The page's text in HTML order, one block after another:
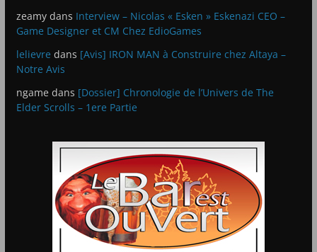
zeamydans Interview – Nicolas « Esken » Eskenazi CEO –
Game Designer et CM Chez EdioGames
lelievre dans [Avis] IRON MAN à Construire chez Altaya –
Notre Avis
ngame dans [Dossier] Chronologie de l’Univers de The
Elder Scrolls – 1ere Partie